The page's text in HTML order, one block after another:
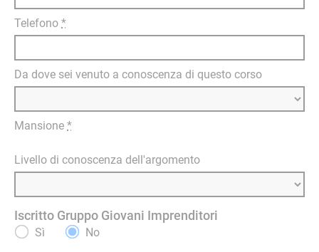
Telefono *
Da dove sei venuto a conoscenza di questo corso
Mansione *
Livello di conoscenza dell'argomento
Iscritto Gruppo Giovani Imprenditori
Sì No